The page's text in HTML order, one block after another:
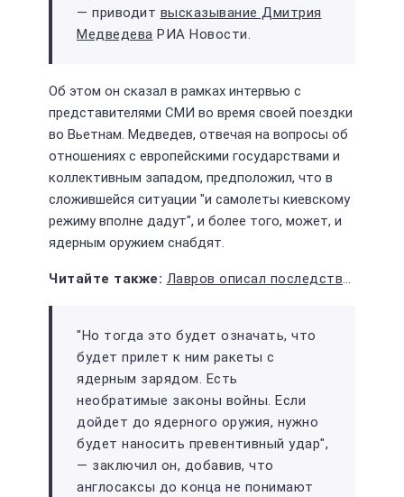
— приводит высказывание Дмитрия
Медведева РИА Новости.
Об этом он сказал в рамках интервью с
представителями СМИ во время своей поездки
во Вьетнам. Медведев, отвечая на вопросы об
отношениях с европейскими государствами и
коллективным западом, предположил, что в
сложившейся ситуации "и самолеты киевскому
режиму вполне дадут", и более того, может, и
ядерным оружием снабдят.
Лавров описал последствия "безоглядного расширения НАТО"
"Но тогда это будет означать, что
будет прилет к ним ракеты с
ядерным зарядом. Есть
необратимые законы войны. Если
дойдет до ядерного оружия, нужно
будет наносить превентивный удар",
— заключил он, добавив, что
англосаксы до конца не понимают